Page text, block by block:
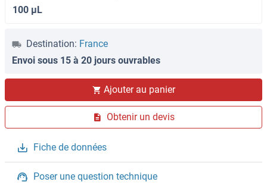
100 μL
Destination: France
Envoi sous 15 à 20 jours ouvrables
Ajouter au panier
Obtenir un devis
Fiche de données
Poser une question technique